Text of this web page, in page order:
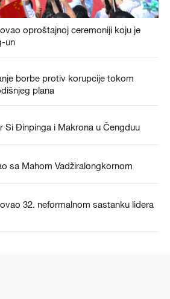
oproštajnoj ceremoniji koju je
un
borbe protiv korupcije tokom
plana
Si Đinpinga i Makrona u Čengduu
sa Mahom Vadžiralongkornom
32. neformalnom sastanku lidera